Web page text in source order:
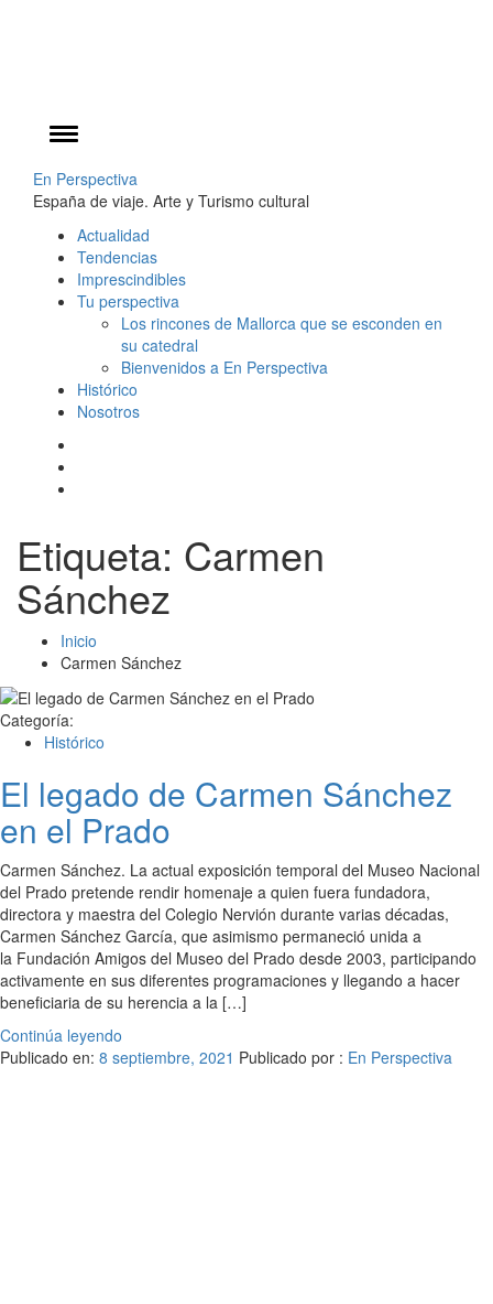
Cambiar
En Perspectiva
España de viaje. Arte y Turismo cultural
Menú
principal
Actualidad
Tendencias
Imprescindibles
Tu perspectiva
Los rincones de Mallorca que se esconden en
su catedral
Bienvenidos a En Perspectiva
Histórico
Nosotros
Etiqueta: Carmen
Sánchez
Inicio
Carmen Sánchez
Categoría:
Histórico
El legado de Carmen Sánchez
en el Prado
Carmen Sánchez. La actual exposición temporal del Museo Nacional
del Prado pretende rendir homenaje a quien fuera fundadora,
directora y maestra del Colegio Nervión durante varias décadas,
Carmen Sánchez García, que asimismo permaneció unida a
la Fundación Amigos del Museo del Prado desde 2003, participando
activamente en sus diferentes programaciones y llegando a hacer
beneficiaria de su herencia a la […]
Continúa leyendo
Publicado en: 8 septiembre, 2021 Publicado por : En Perspectiva